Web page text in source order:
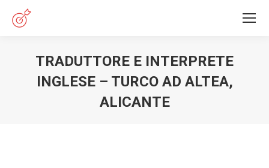
TRADUTTORE E INTERPRETE
INGLESE – TURCO AD ALTEA,
ALICANTE